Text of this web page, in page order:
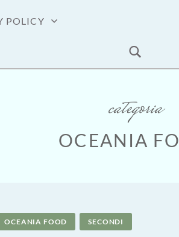
POLICY
categoria
OCEANIA
OCEANIA FOOD SECONDI